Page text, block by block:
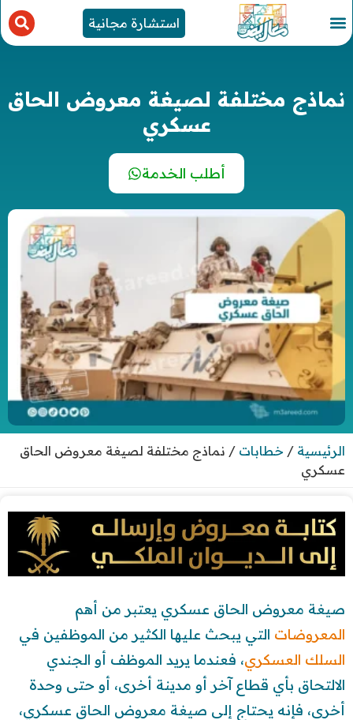
استشارة مجانية
نماذج مختلفة لصيغة معروض الحاق
عسكري
أطلب الخدمة
الرئيسية / خطابات / نماذج مختلفة لصيغة معروض الحاق
عسكري
صيغة معروض الحاق عسكري يعتبر من أهم
المعروضات التي يبحث عليها الكثير من الموظفين في
السلك العسكري، فعندما يريد الموظف أو الجندي
الالتحاق بأي قطاع آخر أو مدينة أخرى، أو حتى وحدة
أخرى، فإنه يحتاج إلى صيغة معروض الحاق عسكري،